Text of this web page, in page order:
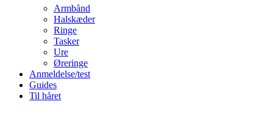
Armbånd
Halskæder
Ringe
Tasker
Ure
Øreringe
Anmeldelse/test
Guides
Til håret